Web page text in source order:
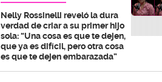
Nelly Rossinelli reveló la dura
verdad de criar a su primer hijo
sola: “Una cosa es que te dejen,
que ya es difícil, pero otra cosa
es que te dejen embarazada”